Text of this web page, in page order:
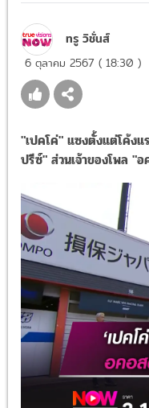
ทรู วิชั่นส์
6 ตุลาคม 2567 ( 18:30 )
"เปคโค่" แซงตั้งแต่โค้ง
ปรีซ์" ส่วนเจ้าของโพล "